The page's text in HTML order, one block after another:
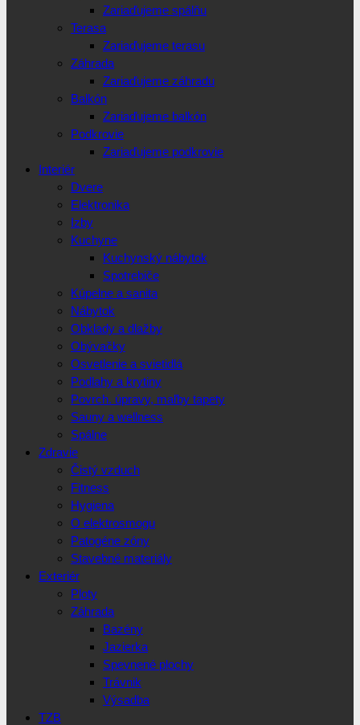
Zariaďujeme spálňu
Terasa
Zariaďujeme terasu
Záhrada
Zariaďujeme záhradu
Balkón
Zariaďujeme balkón
Podkrovie
Zariaďujeme podkrovie
Interiér
Dvere
Elektronika
Izby
Kuchyne
Kuchynský nábytok
Spotrebiče
Kúpelne a sanita
Nábytok
Obklady a dlažby
Obývačky
Osvetlenie a svietidlá
Podlahy a krytiny
Povrch. úpravy, maľby tapety
Sauny a wellness
Spálne
Zdravie
Čistý vzduch
Fitness
Hygiena
O elektrosmogu
Patogéne zóny
Stavebné materiály
Exteriér
Ploty
Záhrada
Bazény
Jazierka
Spevnené plochy
Trávnik
Výsadba
TZB